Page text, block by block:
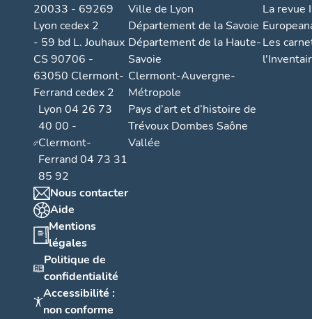
20033 - 69269
Lyon cedex 2
- 59 bd L. Jouhaux
CS 90706 -
63050 Clermont-
Ferrand cedex 2
Lyon 04 26 73
40 00 -
Clermont-
Ferrand 04 73 31
85 92
Nous contacter
Aide
Mentions
légales
Politique de
confidentialité
Accessibilité :
non conforme
Ville de Lyon
Département de la Savoie
Département de la Haute-
Savoie
Clermont-Auvergne-
Métropole
Pays d’art et d’histoire de
Trévoux Dombes Saône
Vallée
La revue
Les